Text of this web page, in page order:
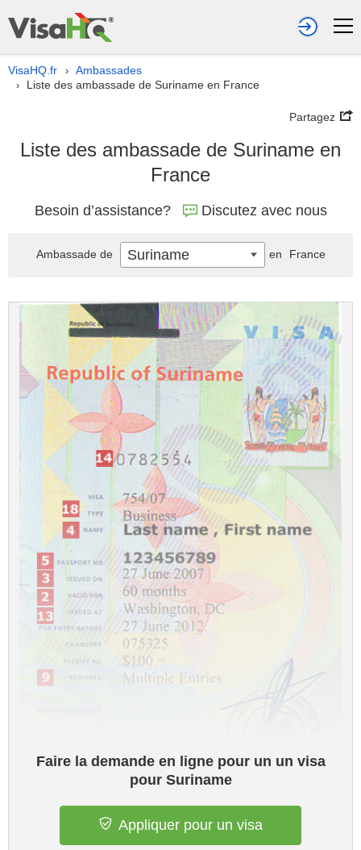
VisaHQ.fr › Ambassades
› Liste des ambassade de Suriname en France
Partagez
Liste des ambassade de Suriname en
France
Besoin d’assistance? Discutez avec nous
Faire la demande en ligne pour un un visa
pour Suriname
Appliquer pour un visa
Ambassade de Suriname en France